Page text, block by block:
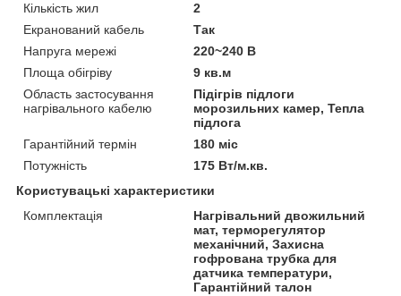
Кількість жил
2
Екранований кабель
Так
Напруга мережі
220~240 В
Площа обігріву
9 кв.м
Область застосування
нагрівального кабелю
Підігрів підлоги
морозильних камер, Тепла
підлога
Гарантійний термін
180 міс
Потужність
175 Вт/м.кв.
Користувацькі характеристики
Комплектація
Нагрівальний двожильний
мат, терморегулятор
механічний, Захисна
гофрована трубка для
датчика температури,
Гарантійний талон